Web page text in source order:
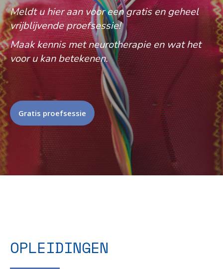
Meldt u hier aan voor een gratis en geheel
vrijblijvende proefsessie!
Maak kennis met neurotherapie en wat het
voor u kan betekenen.
Gratis proefsessie
OPLEIDINGEN